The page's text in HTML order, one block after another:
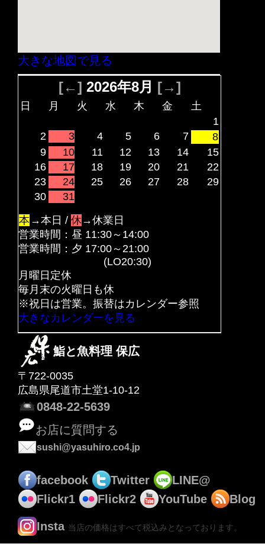
大きな地図で見る
[←] 2026年8月 [→]
日 月 火 水 木 金
土
1
2
3 4 5 6 7
8
9
10 11 12 13 14
15
16
17 18 19 20 21
22
23
24 25 26 27 28
29
30
31
本 →本日 / 休→休業日
営業時間：昼 11:30～14:00
営業時間：夕 17:00～21:00
(LO20:30)
月曜日定休
毎月末の火曜日も休
※祝日は営業。振替はカレンダー参照
大きなカレンダーを見る
鮨と魚料理 保広
〒722-0035
広島県尾道市土堂1-10-12
0848-22-5639
お店に質問する
sushi@yasuhiro.co4.jp
facebook Twitter
LINE@
Flickr1
Flickr2 YouTube Blog
Insta 当店の価格はすべて税込みとなっております。
アプリもどうぞ インストール
アプリもどうぞ インストール